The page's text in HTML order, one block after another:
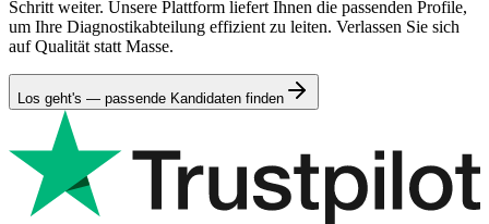
Schritt weiter. Unsere Plattform liefert Ihnen die passenden Profile,
um Ihre Diagnostikabteilung effizient zu leiten. Verlassen Sie sich
auf Qualität statt Masse.
Los geht's — passende Kandidaten finden